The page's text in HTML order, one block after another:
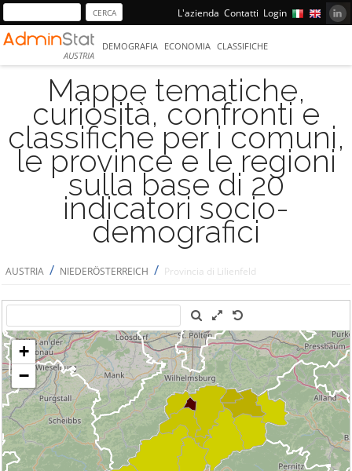
L'azienda Contatti Login
AUSTRIA
DEMOGRAFIA ECONOMIA CLASSIFICHE
Mappe tematiche,
curiosità, confronti e
classifiche per i comuni,
le province e le regioni
sulla base di 20
indicatori socio-
demografici
AUSTRIA / NIEDERÖSTERREICH / Provincia di Lilienfeld